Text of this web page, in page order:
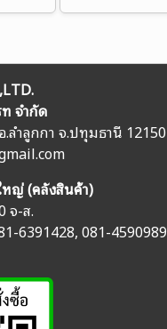
จำกัด
ลำลูกกา จ.ปทุมธานี 12150
ญ่ (คลังสินค้า)
จ-ส.
6391428,081-4590989